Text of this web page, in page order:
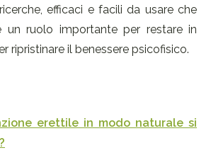
efficaci e facili da usare che
un ruolo importante per restare in
ripristinare il benessere psicofisico.
erettile in modo naturale si